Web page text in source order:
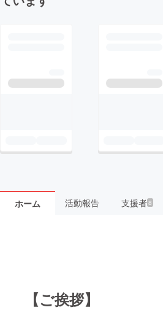
ホーム 活動報告 支援者8
【ご挨拶】